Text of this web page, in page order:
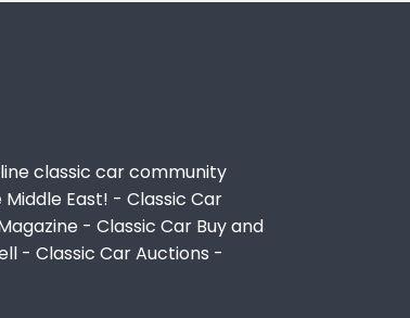
classic car community
East! - Classic Car
- Classic Car Buy and
- Classic Car Auctions -